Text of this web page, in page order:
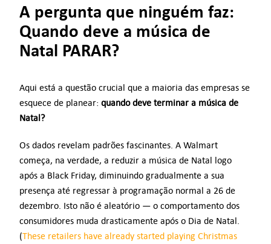
A pergunta que ninguém faz:
Quando deve a música de
Natal PARAR?
Aqui está a questão crucial que a maioria das empresas se
esquece de planear: quando deve terminar a música de
Natal?
Os dados revelam padrões fascinantes. A Walmart
começa, na verdade, a reduzir a música de Natal logo
após a Black Friday, diminuindo gradualmente a sua
presença até regressar à programação normal a 26 de
dezembro. Isto não é aleatório — o comportamento dos
consumidores muda drasticamente após o Dia de Natal.
(These retailers have already started playing Christmas